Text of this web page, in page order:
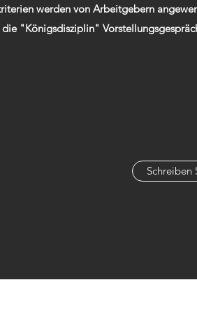
werden von Arbeitgebern
die "Königsdisziplin"
Schreiben